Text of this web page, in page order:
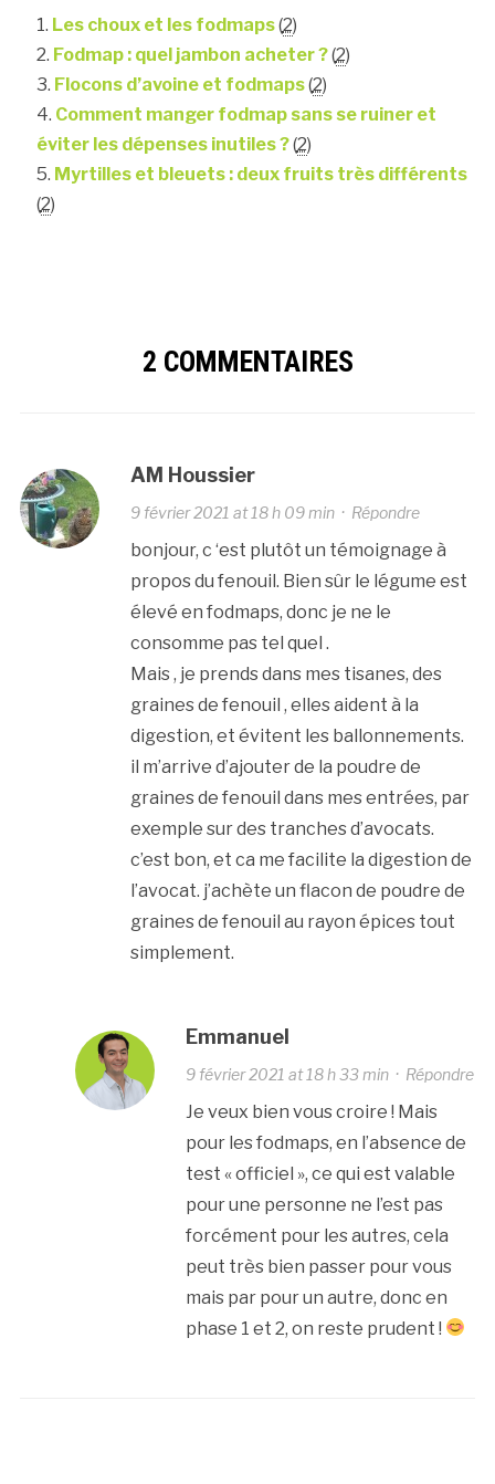
Les choux et les fodmaps(2)
Fodmap : quel jambon acheter ?(2)
Flocons d’avoine et fodmaps(2)
Comment manger fodmap sans se ruiner et
éviter les dépenses inutiles ?(2)
Myrtilles et bleuets : deux fruits très différents
(2)
2 COMMENTAIRES
AM Houssier
9 février 2021 at 18 h 09 min· Répondre
bonjour, c ‘est plutôt un témoignage à
propos du fenouil. Bien sûr le légume est
élevé en fodmaps, donc je ne le
consomme pas tel quel .
Mais , je prends dans mes tisanes, des
graines de fenouil , elles aident à la
digestion, et évitent les ballonnements.
il m’arrive d’ajouter de la poudre de
graines de fenouil dans mes entrées, par
exemple sur des tranches d’avocats.
c’est bon, et ca me facilite la digestion de
l’avocat. j’achète un flacon de poudre de
graines de fenouil au rayon épices tout
simplement.
Emmanuel
9 février 2021 at 18 h 33 min· Répondre
Je veux bien vous croire ! Mais
pour les fodmaps, en l’absence de
test « officiel », ce qui est valable
pour une personne ne l’est pas
forcément pour les autres, cela
peut très bien passer pour vous
mais par pour un autre, donc en
phase 1 et 2, on reste prudent !